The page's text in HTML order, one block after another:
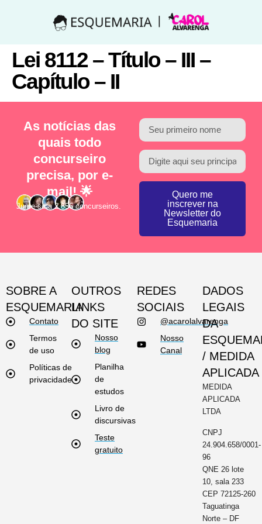
Lei 8112 – Título – III –
Capítulo – II
As notícias das
quais todo
concurseiro
precisa, por e-
mail! 🌟
Junte-se a 2.856 concurseiros.
Quero me
inscrever na
Newsletter do
Esquemaria
SOBRE A
ESQUEMARIA
Contato
Termos
de uso
Políticas de
privacidade
OUTROS
LINKS
DO SITE
Nosso
blog
Planilha
de
estudos
Livro de
discursivas
Teste
gratuito
REDES
SOCIAIS
@acarolalvarenga
Nosso
Canal
DADOS
LEGAIS
DA
/ MEDIDA
APLICADA
MEDIDA
APLICADA
LTDA
CNPJ
24.904.658/0001-
96
QNE 26 lote
10, sala 233
CEP 72125-260
Taguatinga
Norte – DF